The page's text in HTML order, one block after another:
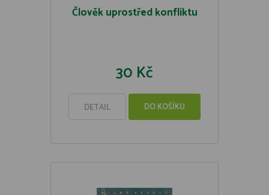
Člověk uprostřed konfliktu
30 Kč
DETAIL DO KOŠÍKU